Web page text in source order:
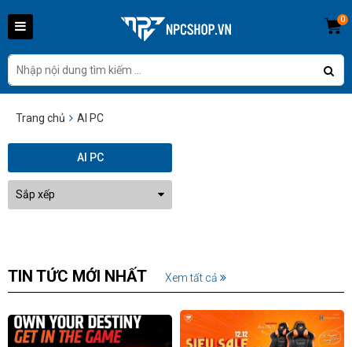
0
Trang chủ AI PC
AI PC
Sắp xếp
TIN TỨC MỚI NHẤT Xem tất cả